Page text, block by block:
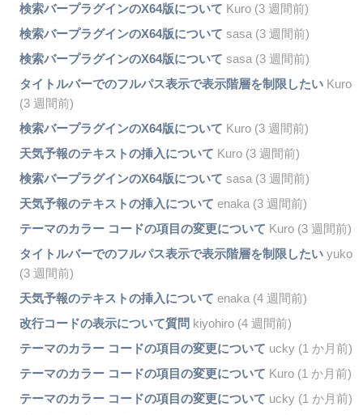
検索バープラグインのX64版について Kuro (3 週間前)
検索バープラグインのX64版について sasa (3 週間前)
検索バープラグインのX64版について sasa (3 週間前)
タイトルバーでのフルパス表示で表示階層を制限したいKuro
(3 週間前)
検索バープラグインのX64版について Kuro (3 週間前)
天気予報のテキストの挿入について Kuro (3 週間前)
検索バープラグインのX64版について sasa (3 週間前)
天気予報のテキストの挿入について enaka (3 週間前)
テーマのカラー コードの項目の変更について Kuro (3 週間前)
タイトルバーでのフルパス表示で表示階層を制限したいyuko
(3 週間前)
天気予報のテキストの挿入について enaka (4 週間前)
改行コードの表示について質問 kiyohiro (4 週間前)
テーマのカラー コードの項目の変更について ucky (1 か月前)
テーマのカラー コードの項目の変更について Kuro (1 か月前)
テーマのカラー コードの項目の変更について ucky (1 か月前)